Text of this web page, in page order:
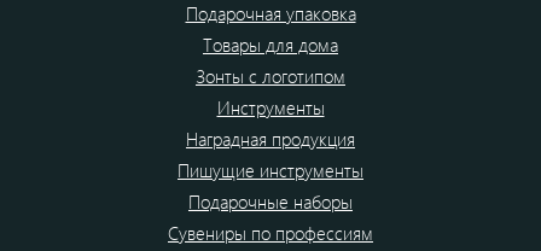
Подарочная упаковка
Товары для дома
Зонты с логотипом
Инструменты
Наградная продукция
Пишущие инструменты
Подарочные наборы
Сувениры по профессиям